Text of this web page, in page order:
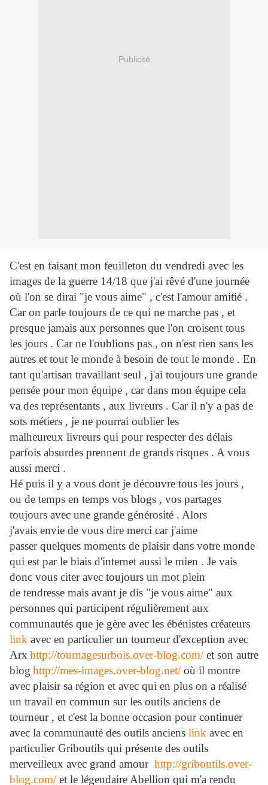
Publicité
C'est en faisant mon feuilleton du vendredi avec les
images de la guerre 14/18 que j'ai rêvé d'une journée
où l'on se dirai "je vous aime" , c'est l'amour amitié .
Car on parle toujours de ce qui ne marche pas , et
presque jamais aux personnes que l'on croisent tous
les jours . Car ne l'oublions pas , on n'est rien sans les
autres et tout le monde à besoin de tout le monde . En
tant qu'artisan travaillant seul , j'ai toujours une grande
pensée pour mon équipe , car dans mon équipe cela
va des représentants , aux livreurs . Car il n'y a pas de
sots métiers , je ne pourrai oublier les
malheureux livreurs qui pour respecter des délais
parfois absurdes prennent de grands risques . A vous
aussi merci .
Hé puis il y a vous dont je découvre tous les jours ,
ou de temps en temps vos blogs , vos partages
toujours avec une grande générosité . Alors
j'avais envie de vous dire merci car j'aime
passer quelques moments de plaisir dans votre monde
qui est par le biais d'internet aussi le mien . Je vais
donc vous citer avec toujours un mot plein
de tendresse mais avant je dis "je vous aime" aux
personnes qui participent régulièrement aux
communautés que je gère avec les ébénistes créateurs
link avec en particulier un tourneur d'exception avec
Arx http://tournagesurbois.over-blog.com/et son autre
blog http://mes-images.over-blog.net/où il montre
avec plaisir sa région et avec qui en plus on a réalisé
un travail en commun sur les outils anciens de
tourneur , et c'est la bonne occasion pour continuer
avec la communauté des outils anciens link avec en
particulier Griboutils qui présente des outils
merveilleux avec grand amour http://griboutils.over-
blog.com/et le légendaire Abellion qui m'a rendu